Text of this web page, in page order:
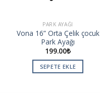
PARK AYAĞI
Vona 16” Orta Çelik çocuk
Park Ayağı
199.00₺
SEPETE EKLE